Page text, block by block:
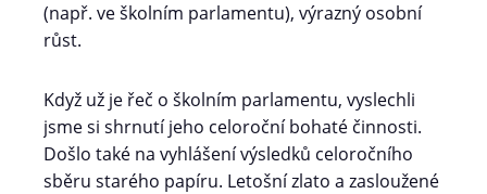
(např. ve školním parlamentu), výrazný osobní
růst.
Když už je řeč o školním parlamentu, vyslechli
jsme si shrnutí jeho celoroční bohaté činnosti.
Došlo také na vyhlášení výsledků celoročního
sběru starého papíru. Letošní zlato a zasloužené